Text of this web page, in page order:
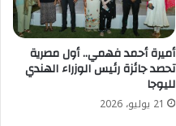
أميرة أحمد فهمي.. أول مصرية
تحصد جائزة رئيس الوزراء الهندي
لليوجا
21 يوليو، 2026